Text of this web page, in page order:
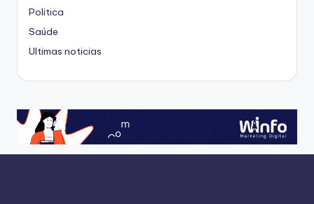
Politica
Saúde
Ultimas noticias